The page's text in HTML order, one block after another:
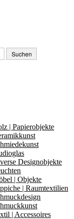
| Papierobjekte
Designobjekte
| Objekte
| Raumtextilien
| Accessoires